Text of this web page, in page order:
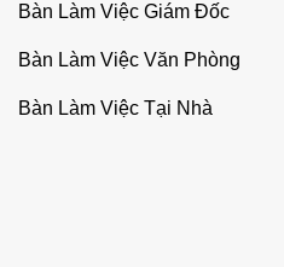
Bàn Làm Việc Giám Đốc
Bàn Làm Việc Văn Phòng
Bàn Làm Việc Tại Nhà